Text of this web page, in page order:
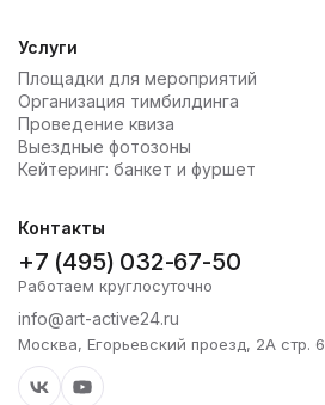
Услуги
Площадки для мероприятий
Организация тимбилдинга
Проведение квиза
Выездные фотозоны
Кейтеринг: банкет и фуршет
Контакты
+7 (495) 032-67-50
Работаем круглосуточно
info@art-active24.ru
Москва, Егорьевский проезд, 2А стр. 6